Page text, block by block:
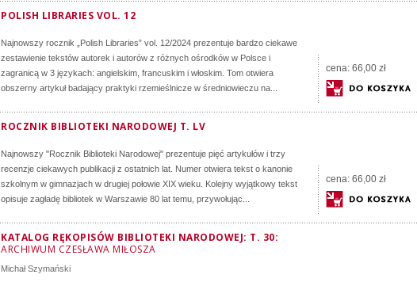
POLISH LIBRARIES VOL. 12
Najnowszy rocznik „Polish Libraries” vol. 12/2024 prezentuje bardzo ciekawe
zestawienie tekstów autorek i autorów z różnych ośrodków w Polsce i
zagranicą w 3 językach: angielskim, francuskim i włoskim. Tom otwiera
obszerny artykuł badający praktyki rzemieślnicze w średniowieczu na...
cena: 66,00 zł
ROCZNIK BIBLIOTEKI NARODOWEJ T. LV
Najnowszy "Rocznik Biblioteki Narodowej" prezentuje pięć artykułów i trzy
recenzje ciekawych publikacji z ostatnich lat. Numer otwiera tekst o kanonie
szkolnym w gimnazjach w drugiej połowie XIX wieku. Kolejny wyjątkowy tekst
opisuje zagładę bibliotek w Warszawie 80 lat temu, przywołując...
cena: 66,00 zł
KATALOG RĘKOPISÓW BIBLIOTEKI NARODOWEJ: T. 30:
ARCHIWUM CZESŁAWA MIŁOSZA
Michał Szymański